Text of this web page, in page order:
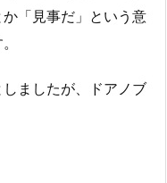
「見事だ」という意
ましたが、ドアノブ